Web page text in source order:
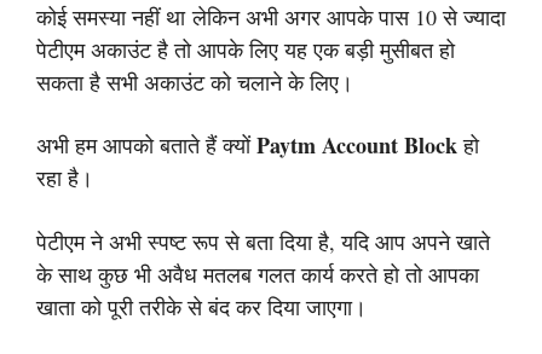
कोई समस्या नहीं थालेकिन अभी अगर आपके पास 10 से ज्यादा
पेटीएम अकाउंट है तो आपके लिए यह एक बड़ी मुसीबत हो
सकता है सभी अकाउंट को चलाने के लिए।
अभी हम आपको बताते हैं क्योंPaytm Account Blockहो
रहा है।
पेटीएम ने अभी स्पष्ट रूप से बता दिया है, यदि आप अपने खाते
के साथ कुछ भी अवैध मतलब गलत कार्य करते हो तो आपका
खाता को पूरी तरीके से बंद कर दिया जाएगा।